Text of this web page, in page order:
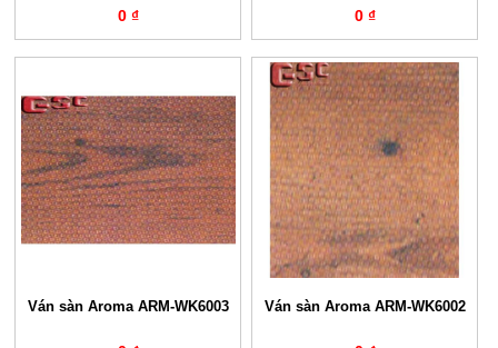
0 ₫ 0 ₫
Ván sàn Aroma ARM-WK6003 Ván sàn Aroma ARM-WK6002